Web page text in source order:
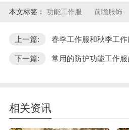
本文标签： 功能工作服 前瞻服饰
上一篇: 春季工作服和秋季工
下一篇: 常用的防护功能工作
相关资讯